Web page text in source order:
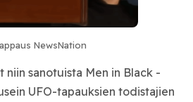
NewsNation
niin sanotuista Men in Black -
UFO-tapauksien todistajien